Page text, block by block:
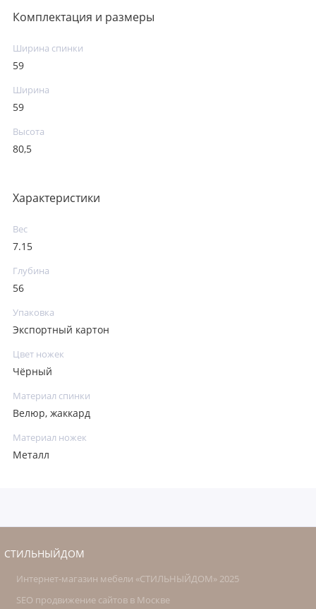
Комплектация и размеры
Ширина спинки
59
Ширина
59
Высота
80,5
Характеристики
Вес
7.15
Глубина
56
Упаковка
Экспортный картон
Цвет ножек
Чёрный
Материал спинки
Велюр, жаккард
Материал ножек
Металл
СТИЛЬНЫЙДОМ
Интернет-магазин мебели «СТИЛЬНЫЙДОМ» 2025
SEO продвижение сайтов в Москве